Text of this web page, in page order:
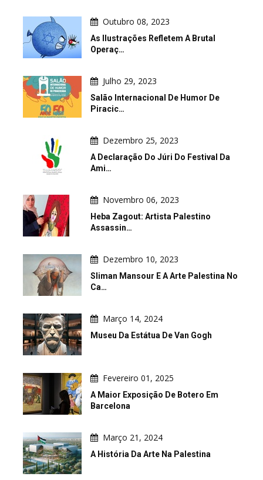
Outubro 08, 2023
As Ilustrações Refletem A Brutal
Operaç…
Julho 29, 2023
Salão Internacional De Humor De
Piracic…
Dezembro 25, 2023
A Declaração Do Júri Do Festival Da
Ami…
Novembro 06, 2023
Heba Zagout: Artista Palestino
Assassin…
Dezembro 10, 2023
Sliman Mansour E A Arte Palestina No
Ca…
Março 14, 2024
Museu Da Estátua De Van Gogh
Fevereiro 01, 2025
A Maior Exposição De Botero Em
Barcelona
Março 21, 2024
A História Da Arte Na Palestina